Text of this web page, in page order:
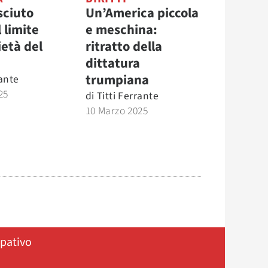
limite
del
Un’America piccola
e meschina:
ritratto della
dittatura
trumpiana
di Titti Ferrante
10 Marzo 2025